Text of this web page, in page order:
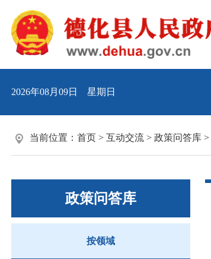
2026年08月09日 星期日
当前位置： 首页 > 互动交流 > 政策问答库 >
政策问答库
按领域